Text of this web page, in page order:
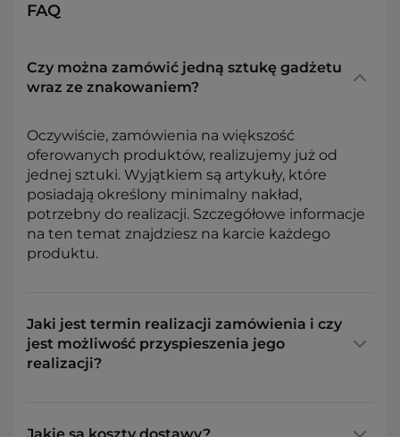
FAQ
Czy można zamówić jedną sztukę gadżetu
wraz ze znakowaniem?
Oczywiście, zamówienia na większość
oferowanych produktów, realizujemy już od
jednej sztuki. Wyjątkiem są artykuły, które
posiadają określony minimalny nakład,
potrzebny do realizacji. Szczegółowe informacje
na ten temat znajdziesz na karcie każdego
produktu.
Jaki jest termin realizacji zamówienia i czy
jest możliwość przyspieszenia jego
realizacji?